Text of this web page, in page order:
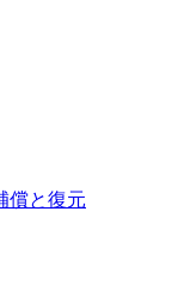
償と復元